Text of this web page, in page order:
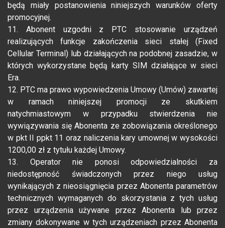
będą miały postanowienia niniejszych warunków oferty
promocyjnej.
11. Abonent uzgodni z PTC stosowanie urządzeń
realizujących funkcje zakończenia sieci stałej (Fixed
Cellular Terminal) lub działających na podobnej zasadzie, w
których wykorzystane będą karty SIM działające w sieci
Era.
12. PTC ma prawo wypowiedzenia Umowy (Umów) zawartej
w ramach niniejszej promocji ze skutkiem
natychmiastowym w przypadku stwierdzenia nie
wywiązywania się Abonenta ze zobowiązania określonego
w pkt II ppkt 11 oraz naliczenia kary umownej w wysokości
1200,00 zł z tytułu każdej Umowy.
13. Operator nie ponosi odpowiedzialności za
niedostępność świadczonych przez niego usług
wynikających z nieosiągnięcia przez Abonenta parametrów
technicznych wymaganych do skorzystania z tych usług
przez urządzenia używane przez Abonenta lub przez
zmiany dokonywane w tych urządzeniach przez Abonenta